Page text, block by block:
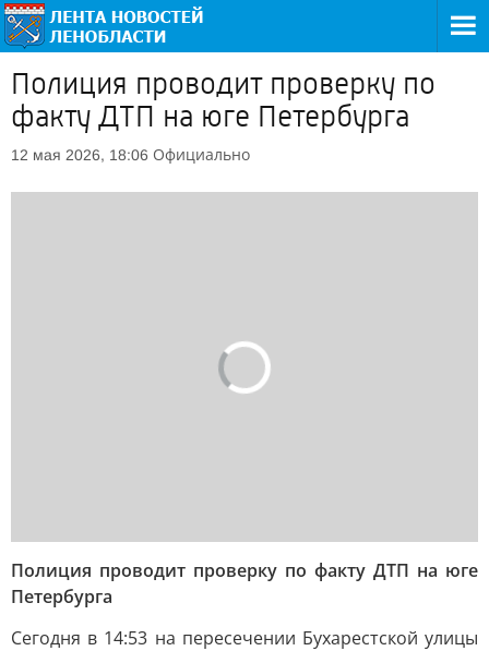
Полиция проводит проверку по
факту ДТП на юге Петербурга
12 мая 2026, 18:06 Официально
Полиция проводит проверку по факту ДТП на юге
Петербурга
Сегодня в 14:53 на пересечении Бухарестской улицы